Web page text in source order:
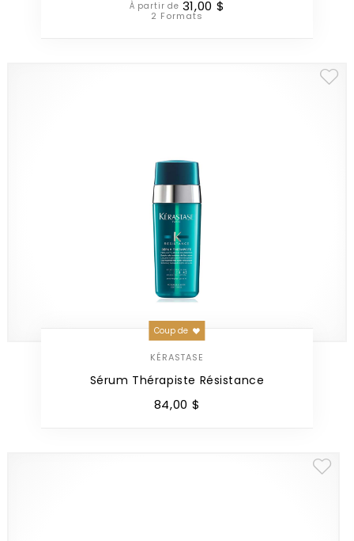
À partir de 31,00 $
2 Formats
KÉRASTASE
Sérum Thérapiste Résistance
Coup de
84,00 $